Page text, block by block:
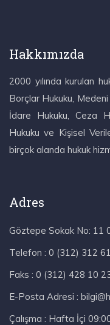
Hakkımızda
2000 yılında kurulan
Borçlar Hukuku,
İdare Hukuku, Ceza
Hukuku ve Kişisel
birçok alanda hukuk
Adres
Göztepe Sokak No: 11
Telefon : 0 (312) 312
Faks : 0 (312) 428 10
E-Posta Adresi :
Çalışma : Hafta İçi